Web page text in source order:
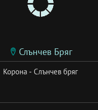
Слънчев Бряг
Корона - Слънчев бряг